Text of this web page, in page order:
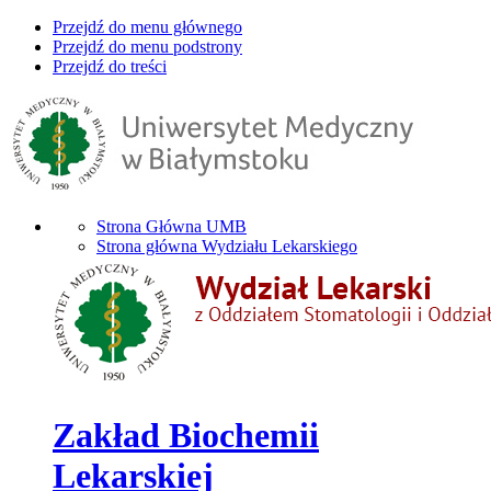
Przejdź do menu głównego
Przejdź do menu podstrony
Przejdź do treści
Strona Główna UMB
Strona główna Wydziału Lekarskiego
Zakład Biochemii
Lekarskiej